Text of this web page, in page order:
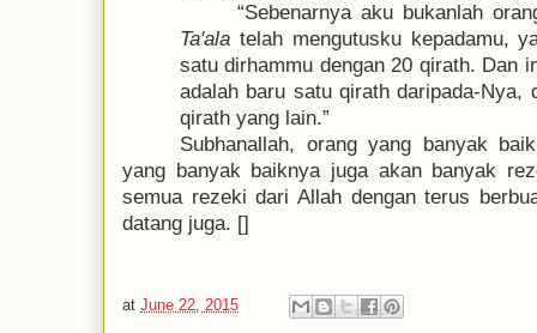
“Sebenarnya aku bukanlah
Ta'ala telah mengutusku kepadamu,
satu dirhammu dengan 20 qirath. Dan
adalah baru satu qirath daripada-Nya,
qirath yang lain.”
Subhanallah, orang yang banyak
yang banyak baiknya juga akan banyak
semua rezeki dari Allah dengan terus
datang juga. []
at June 22, 2015